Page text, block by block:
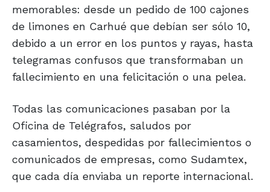
memorables: desde un pedido de 100 cajones
de limones en Carhué que debían ser sólo 10,
debido a un error en los puntos y rayas, hasta
telegramas confusos que transformaban un
fallecimiento en una felicitación o una pelea.
Todas las comunicaciones pasaban por la
Oficina de Telégrafos, saludos por
casamientos, despedidas por fallecimientos o
comunicados de empresas, como Sudamtex,
que cada día enviaba un reporte internacional.